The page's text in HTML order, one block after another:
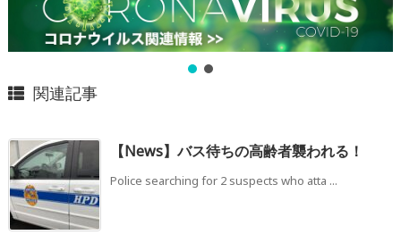
関連記事
【News】バス待ちの高齢者襲われる！
Police searching for 2 suspects who atta ...